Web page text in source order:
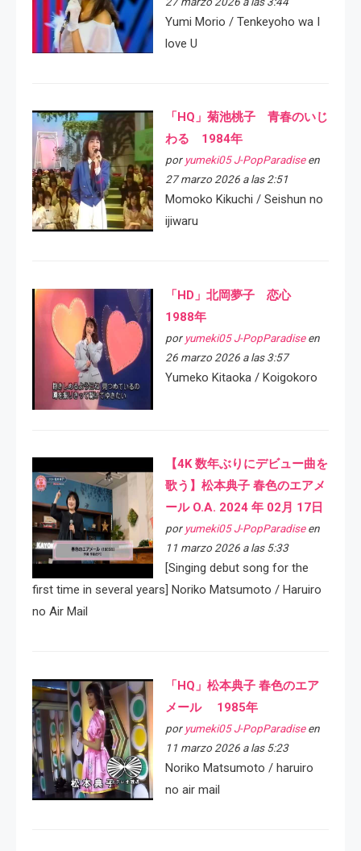
Yumi Morio / Tenkeyoho wa I
love U
「HQ」菊池桃子 青春のいじ
わる 1984年
por yumeki05 J-PopParadiseen
27 marzo 2026 a las 2:51
Momoko Kikuchi / Seishun no
ijiwaru
「HD」北岡夢子 恋心
1988年
por yumeki05 J-PopParadiseen
26 marzo 2026 a las 3:57
Yumeko Kitaoka / Koigokoro
【4K 数年ぶりにデビュー曲を
歌う】松本典子 春色のエアメ
ール O.A. 2024 年 02月 17日
por yumeki05 J-PopParadiseen
11 marzo 2026 a las 5:33
[Singing debut song for the
first time in several years] Noriko Matsumoto / Haruiro
no Air Mail
「HQ」松本典子 春色のエア
メール 1985年
por yumeki05 J-PopParadiseen
11 marzo 2026 a las 5:23
Noriko Matsumoto / haruiro
no air mail